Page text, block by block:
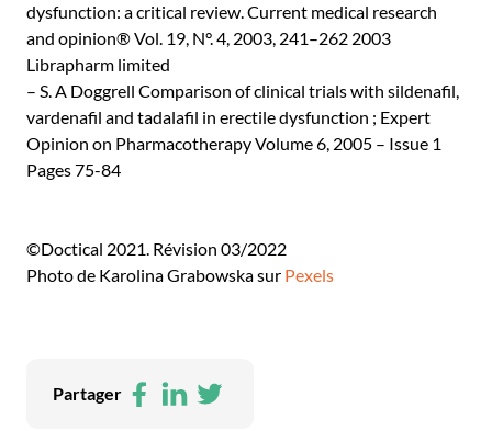
dysfunction: a critical review. Current medical research
and opinion® Vol. 19, N°. 4, 2003, 241–262 2003
Librapharm limited
– S. A Doggrell Comparison of clinical trials with sildenafil,
vardenafil and tadalafil in erectile dysfunction ; Expert
Opinion on Pharmacotherapy Volume 6, 2005 – Issue 1
Pages 75-84
©Doctical 2021. Révision 03/2022
Photo de Karolina Grabowska sur Pexels
Partager Facebook
LinkedIn
Twitter